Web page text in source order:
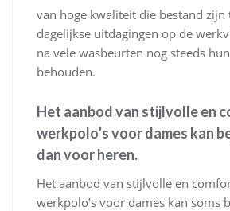
van hoge kwaliteit die bestand zijn
dagelijkse uitdagingen op de
na vele wasbeurten nog steeds
behouden.
Het aanbod van stijlvolle en
werkpolo’s voor dames kan
dan voor heren.
Het aanbod van stijlvolle en
werkpolo’s voor dames kan soms